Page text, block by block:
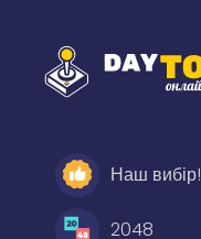
Наш вибір!
2048